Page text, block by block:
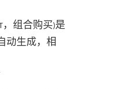
，组合购买)是
动生成，相